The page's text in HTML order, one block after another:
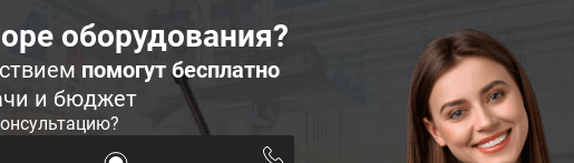
оборудования?
помогут бесплатно
и бюджет